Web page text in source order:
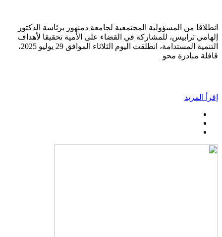
انطلاقا من المسؤولية المجتمعية لجامعة دمنهور برئاسة الدكتور
إلهامي ترابيس، للمشاركة في القضاء على الأمية تحقيقا لأهداف
التنمية المستدامة، انطلقت اليوم الثلاثاء الموافق 29 يوليو 2025،
قافلة مبادرة محو
إقرأ المزيد